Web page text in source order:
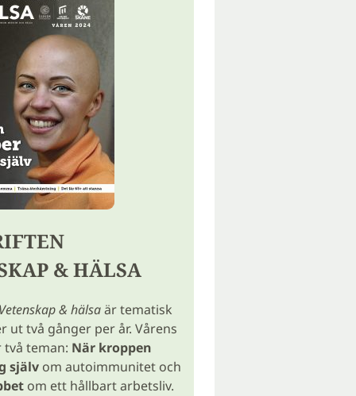
& HÄLSA
& hälsaär tematisk
ut två gånger per år. Vårens
teman: När kroppen
självom autoimmunitet och
om ett hållbart arbetsliv.